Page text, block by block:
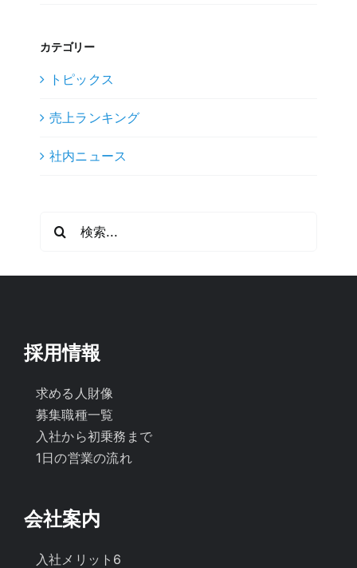
カテゴリー
トピックス
売上ランキング
社内ニュース
採用情報
求める人財像
募集職種一覧
入社から初乗務まで
1日の営業の流れ
会社案内
入社メリット6